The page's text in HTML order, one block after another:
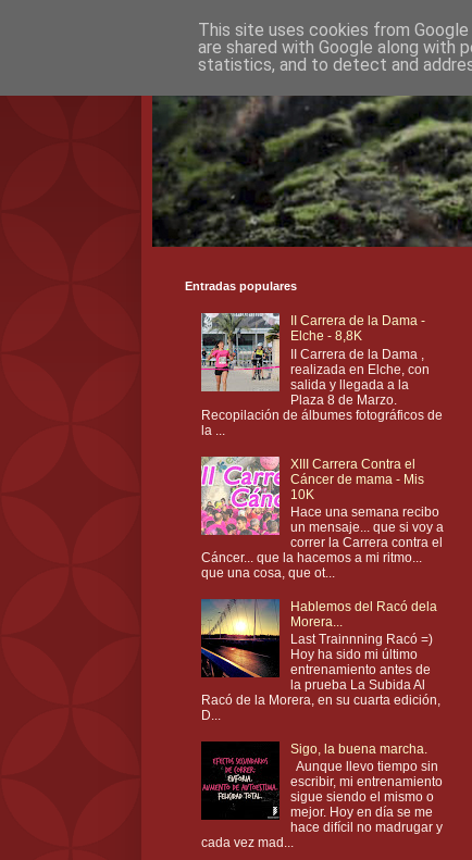
Entradas populares
II Carrera de la Dama -
Elche - 8,8K
II Carrera de la Dama ,
realizada en Elche, con
salida y llegada a la
Plaza 8 de Marzo.
Recopilación de álbumes fotográficos de
la ...
XIII Carrera Contra el
Cáncer de mama - Mis
10K
Hace una semana recibo
un mensaje... que si voy a
correr la Carrera contra el
Cáncer... que la hacemos a mi ritmo...
que una cosa, que ot...
Hablemos del Racó dela
Morera...
Last Trainnning Racó =)
Hoy ha sido mi último
entrenamiento antes de
la prueba La Subida Al
Racó de la Morera, en su cuarta edición,
D...
Sigo, la buena marcha.
Aunque llevo tiempo sin
escribir, mi entrenamiento
sigue siendo el mismo o
mejor. Hoy en día se me
hace difícil no madrugar y
cada vez mad...
This site uses cookies from
are shared with Google along with
statistics, and to detect and